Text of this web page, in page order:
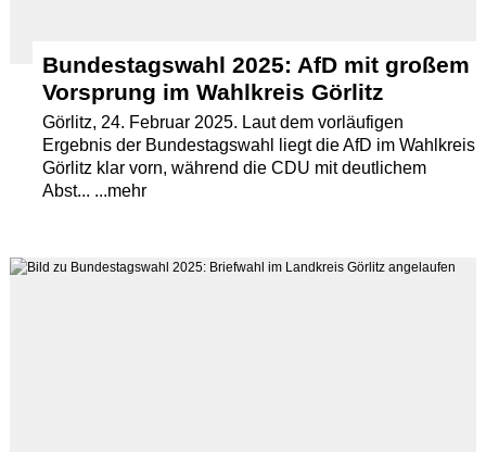
Bundestagswahl 2025: AfD mit großem
Vorsprung im Wahlkreis Görlitz
Görlitz, 24. Februar 2025. Laut dem vorläufigen
Ergebnis der Bundestagswahl liegt die AfD im Wahlkreis
Görlitz klar vorn, während die CDU mit deutlichem
Abst... ...mehr